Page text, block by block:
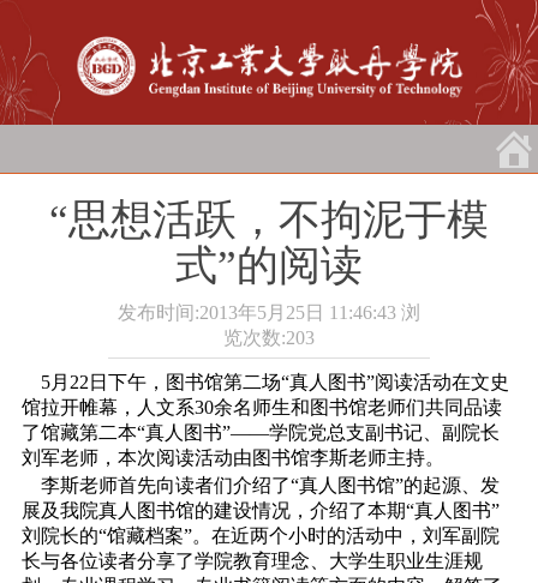
“思想活跃，不拘泥于模
式”的阅读
发布时间:2013年5月25日 11:46:43 浏
览次数:203
5月22日 下午，图书馆第二场“真人图书”阅读活动在文史
馆拉开帷幕，人文系30余名师生和图书馆老师们共同品读
了馆藏第二本“真人图书”――学院党总支副书记、副院长
刘军老师，本次阅读活动由图书馆李斯老师主持。
李斯老师首先向读者们介绍了“真人图书馆”的起源、发
展及我院真人图书馆的建设情况，介绍了本期“真人图书”
刘院长的“馆藏档案”。在近两个小时的活动中，刘军副院
长与各位读者分享了学院教育理念、大学生职业生涯规